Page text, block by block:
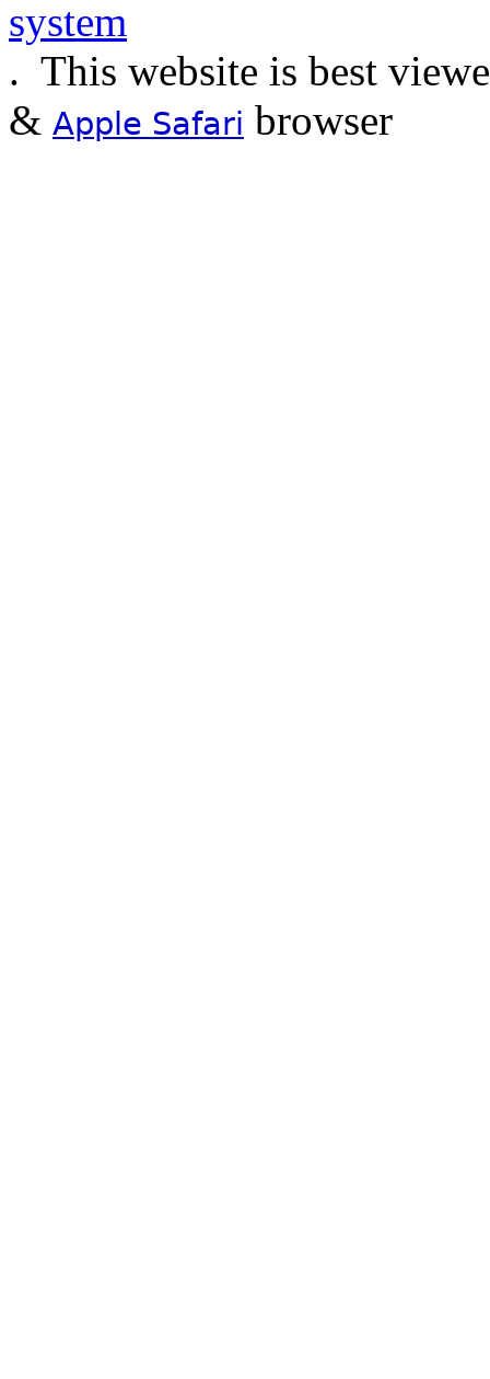
. This website is best
& Apple Safari browser